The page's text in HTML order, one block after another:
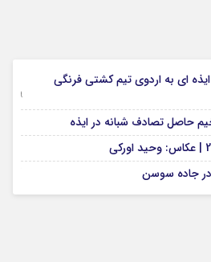
اتفاقی کم‌سابقه؛ دعوت 8 ایذه ای به اردوی تیم کشتی فرنگی
09 جولای 2026